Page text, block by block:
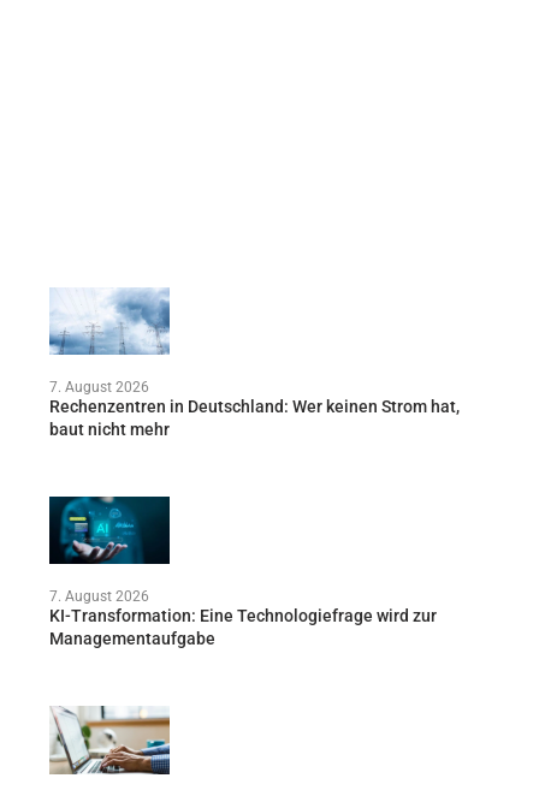
7. August 2026
Rechenzentren in Deutschland: Wer keinen Strom hat,
baut nicht mehr
7. August 2026
KI-Transformation: Eine Technologiefrage wird zur
Managementaufgabe